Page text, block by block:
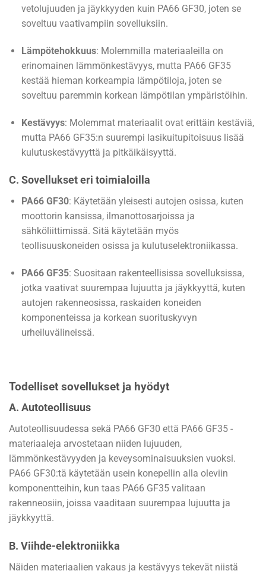
vetolujuuden ja jäykkyyden kuin PA66 GF30, joten se
soveltuu vaativampiin sovelluksiin.
Lämpötehokkuus: Molemmilla materiaaleilla on
erinomainen lämmönkestävyys, mutta PA66 GF35
kestää hieman korkeampia lämpötiloja, joten se
soveltuu paremmin korkean lämpötilan ympäristöihin.
Kestävyys: Molemmat materiaalit ovat erittäin kestäviä,
mutta PA66 GF35:n suurempi lasikuitupitoisuus lisää
kulutuskestävyyttä ja pitkäikäisyyttä.
C. Sovellukset eri toimialoilla
PA66 GF30: Käytetään yleisesti autojen osissa, kuten
moottorin kansissa, ilmanottosarjoissa ja
sähköliittimissä. Sitä käytetään myös
teollisuuskoneiden osissa ja kulutuselektroniikassa.
PA66 GF35: Suositaan rakenteellisissa sovelluksissa,
jotka vaativat suurempaa lujuutta ja jäykkyyttä, kuten
autojen rakenneosissa, raskaiden koneiden
komponenteissa ja korkean suorituskyvyn
urheiluvälineissä.
Todelliset sovellukset ja hyödyt
A. Autoteollisuus
Autoteollisuudessa sekä PA66 GF30 että PA66 GF35 -
materiaaleja arvostetaan niiden lujuuden,
lämmönkestävyyden ja keveysominaisuuksien vuoksi.
PA66 GF30:tä käytetään usein konepellin alla oleviin
komponentteihin, kun taas PA66 GF35 valitaan
rakenneosiin, joissa vaaditaan suurempaa lujuutta ja
jäykkyyttä.
B. Viihde-elektroniikka
Näiden materiaalien vakaus ja kestävyys tekevät niistä